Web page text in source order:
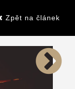
Zpět na článek